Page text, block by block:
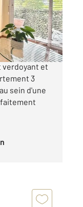
Maisons-
et
3
sein d'une